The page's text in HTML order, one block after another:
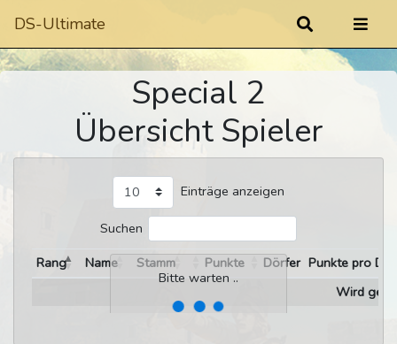
DS-Ultimate
Special 2
Übersicht Spieler
Einträge anzeigen
Suchen
Bitte warten ..
Rang Name Stamm Punkte Dörfer Punkte pro
Wird